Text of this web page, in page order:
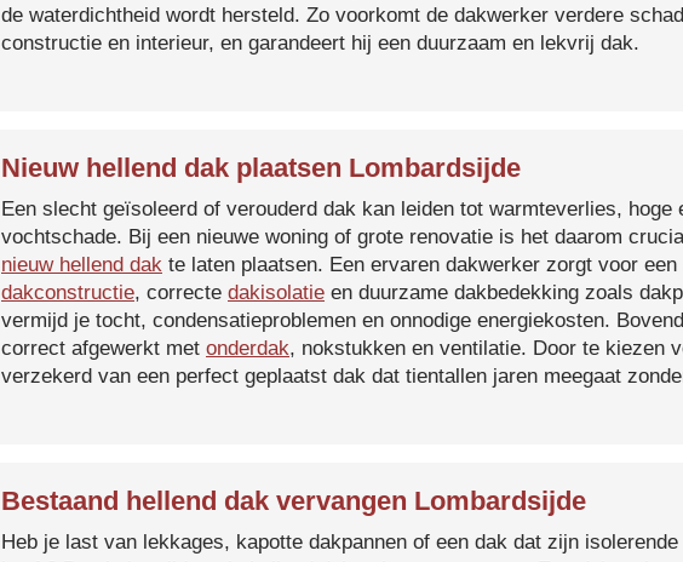
de waterdichtheid wordt hersteld. Zo voorkomt de dakwerker verdere
constructie en interieur, en garandeert hij een duurzaam en lekvrij dak.
Nieuw hellend dak plaatsen Lombardsijde
Een slecht geïsoleerd of verouderd dak kan leiden tot warmteverlies, hoge
vochtschade. Bij een nieuwe woning of grote renovatie is het daarom
nieuw hellend dak te laten plaatsen. Een ervaren dakwerker zorgt voor
dakconstructie, correcte dakisolatie en duurzame dakbedekking zoals
vermijd je tocht, condensatieproblemen en onnodige energiekosten.
correct afgewerkt met onderdak, nokstukken en ventilatie. Door te kiezen
verzekerd van een perfect geplaatst dak dat tientallen jaren meegaat
Bestaand hellend dak vervangen Lombardsijde
Heb je last van lekkages, kapotte dakpannen of een dak dat zijn